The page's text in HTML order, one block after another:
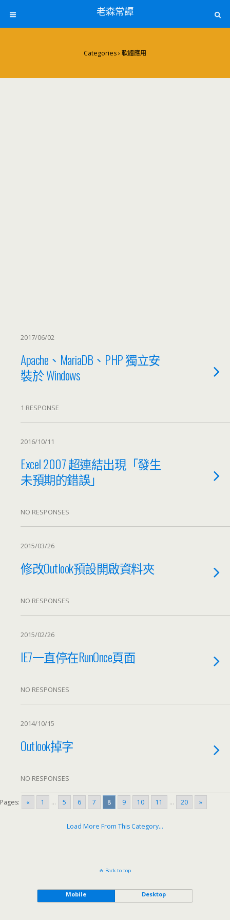
老森常譚
Categories › 軟體應用
2017/06/02
Apache、MariaDB、PHP 獨立安
裝於 Windows
1 RESPONSE
2016/10/11
Excel 2007 超連結出現「發生
未預期的錯誤」
NO RESPONSES
2015/03/26
修改Outlook預設開啟資料夾
NO RESPONSES
2015/02/26
IE7一直停在RunOnce頁面
NO RESPONSES
2014/10/15
Outlook掉字
NO RESPONSES
Pages: « 1 ... 5 6 7 8 9 10 11 ... 20 »
Load More From This Category…
Back to top
Mobile Desktop